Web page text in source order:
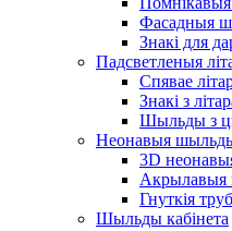
Фасадныя
Знакі для
Падсветленыя
Спявае
Знакі з
Шыльды з
Неонавыя
3D
Акрылавыя
Гнуткія
Шыльды кабінета